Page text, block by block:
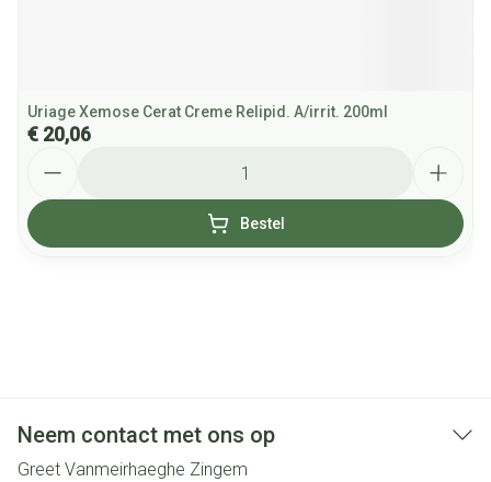
Uriage Xemose Cerat Creme Relipid. A/irrit. 200ml
€ 20,06
Bestel
Neem contact met ons op
Greet Vanmeirhaeghe Zingem